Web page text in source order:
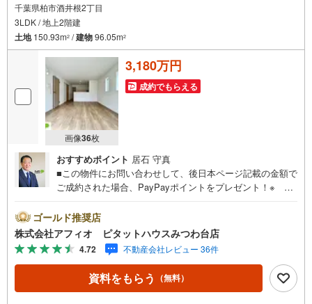
千葉県柏市酒井根2丁目
3LDK / 地上2階建
土地150.93m2 /建物96.05m2
画像36枚
3,180万円
成約でもらえる
おすすめポイント 居石 守真
■この物件にお問い合わせして、後日本ページ記載の金額で
ご成約された場合、PayPayポイントをプレゼント！※ 条
中‥365日ご案内いつでも大歓迎!!酒井根小学校徒歩7分と
お子様の通学安心周辺環境充実！お買い物ラクラク公園も
多数あり子育て世代に優しい住環境■リビング全体を見渡せ
るカウンターキッチン■家族みんなで使えるファミリークロ
ーゼット■主寝室には大容量のウォークインクローゼット■
2部屋から出入りでき布団や洗濯物もたくさん干せる広々ル
ゴールド推奨店
株式会社アフィオ ピタットハウスみつわ台店
4.72 不動産会社レビュー 36件
資料をもらう （無料）